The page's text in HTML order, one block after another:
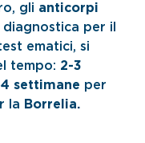
gli anticorpi
per il
ematici, si
tempo: 2-3
settimane per
la Borrelia.